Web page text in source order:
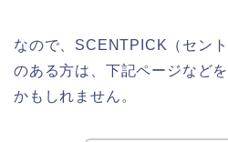
なので、SCENTPICK（セン
のある方は、下記ページなど
かもしれません。